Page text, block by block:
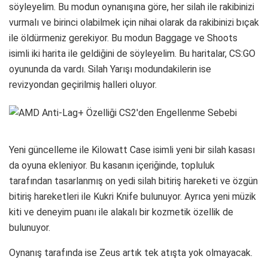
söyleyelim. Bu modun oynanışına göre, her silah ile rakibinizi
vurmalı ve birinci olabilmek için nihai olarak da rakibinizi bıçak
ile öldürmeniz gerekiyor. Bu modun Baggage ve Shoots
isimli iki harita ile geldiğini de söyleyelim. Bu haritalar, CS:GO
oyununda da vardı. Silah Yarışı modundakilerin ise
revizyondan geçirilmiş halleri oluyor.
Yeni güncelleme ile Kilowatt Case isimli yeni bir silah kasası
da oyuna ekleniyor. Bu kasanın içeriğinde, topluluk
tarafından tasarlanmış on yedi silah bitiriş hareketi ve özgün
bitiriş hareketleri ile Kukri Knife bulunuyor. Ayrıca yeni müzik
kiti ve deneyim puanı ile alakalı bir kozmetik özellik de
bulunuyor.
Oynanış tarafında ise Zeus artık tek atışta yok olmayacak.